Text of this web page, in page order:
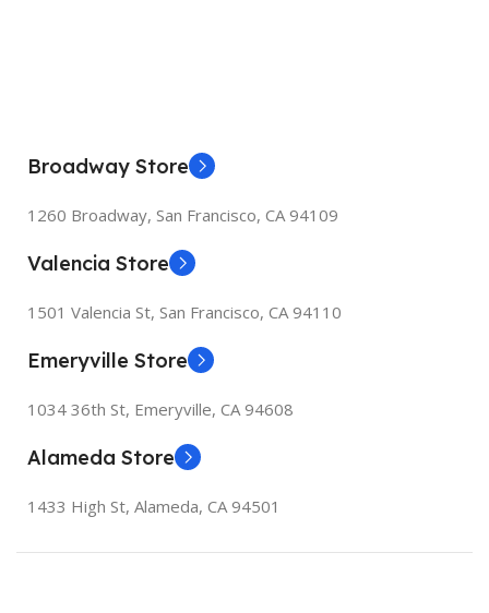
Broadway Store
1260 Broadway, San Francisco, CA 94109
Valencia Store
1501 Valencia St, San Francisco, CA 94110
Emeryville Store
1034 36th St, Emeryville, CA 94608
Alameda Store
1433 High St, Alameda, CA 94501